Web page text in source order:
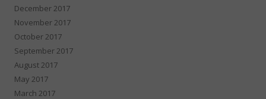
December 2017
November 2017
October 2017
September 2017
August 2017
May 2017
March 2017